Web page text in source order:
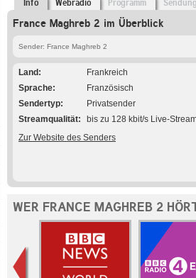
Info Webradio Programm
France Maghreb 2 im Überblick
Sender: France Maghreb 2
Land
Frankreich
Sprache
Französisch
Sendertyp
Privatsender
Streamqualität
bis zu 128 kbit/s Live-
Zur Website des Senders
WER FRANCE MAGHREB 2